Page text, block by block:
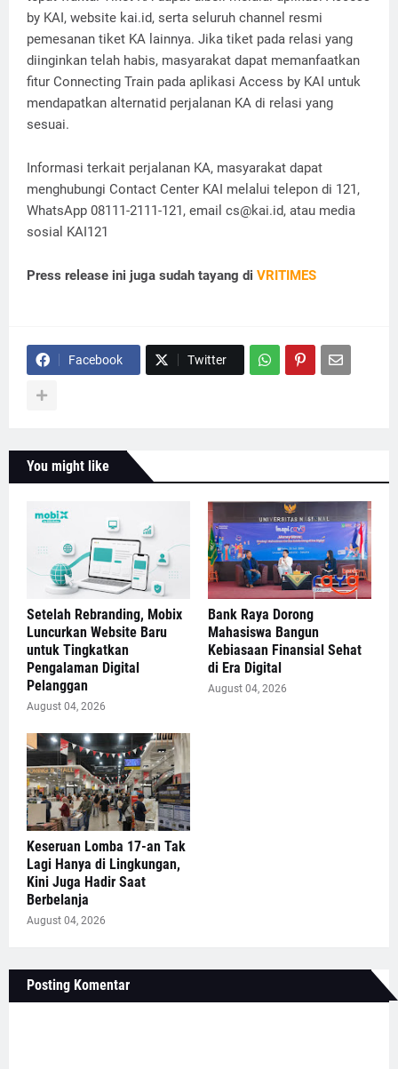
by KAI, website kai.id, serta seluruh channel resmi
pemesanan tiket KA lainnya. Jika tiket pada relasi yang
diinginkan telah habis, masyarakat dapat memanfaatkan
fitur Connecting Train pada aplikasi Access by KAI untuk
mendapatkan alternatid perjalanan KA di relasi yang
sesuai.
Informasi terkait perjalanan KA, masyarakat dapat
menghubungi Contact Center KAI melalui telepon di 121,
WhatsApp 08111-2111-121, email cs@kai.id, atau media
sosial KAI121
Press release ini juga sudah tayang di VRITIMES
Facebook Twitter
You might like
Setelah Rebranding, Mobix
Luncurkan Website Baru
untuk Tingkatkan
Pengalaman Digital
Pelanggan
August 04, 2026
Bank Raya Dorong
Mahasiswa Bangun
Kebiasaan Finansial Sehat
di Era Digital
August 04, 2026
Keseruan Lomba 17-an Tak
Lagi Hanya di Lingkungan,
Kini Juga Hadir Saat
Berbelanja
August 04, 2026
Posting Komentar